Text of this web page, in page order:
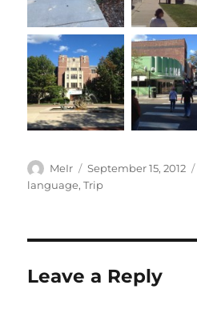
Author
MeIr
Posted
on
September 15, 2012
language,Trip
Leave a Reply